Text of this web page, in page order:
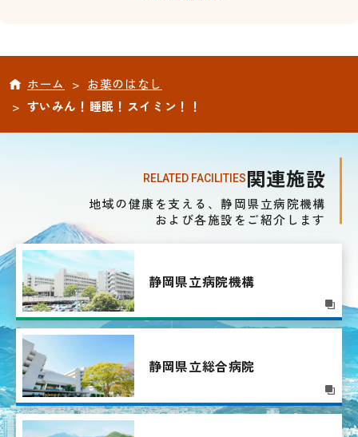
ホーム > お薬のはなし
> すいみん！睡眠！スイミン！！
RELATED FACILITIES関連施設
地域の健康を支える、静岡県立病院機構
および各施設をご紹介します
静岡県立病院機構
静岡県立総合病院